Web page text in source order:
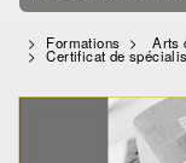
Formations Arts
Certificat de